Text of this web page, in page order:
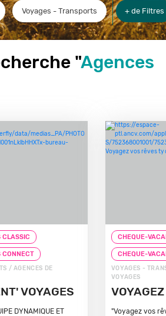
Voyages - Transports + de Filtres
"Agences
CLASSIC
CONNECT
/ AGENCES DE
VOYAGES
DYNAMIQUE ET
CHEQUE-
CHEQUE-
VOYAGES -
VOYAGES
"Voyagez vos